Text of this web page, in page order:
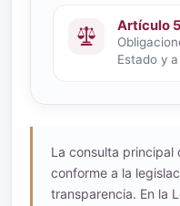
Artículo
Estado y
La consulta principal
conforme a la
transparencia. En la